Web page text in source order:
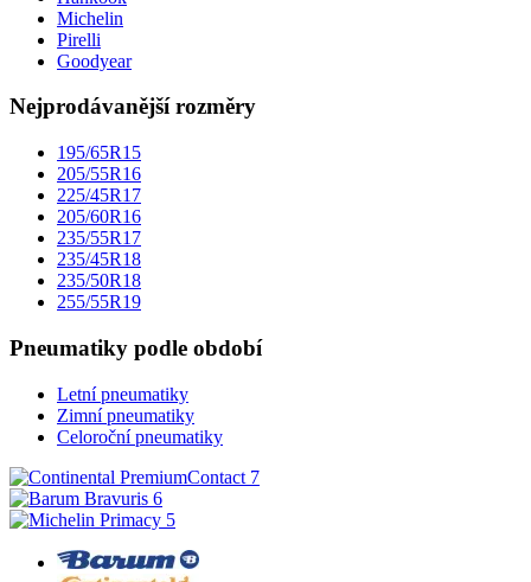
Michelin
Pirelli
Goodyear
Nejprodávanější rozměry
195/65R15
205/55R16
225/45R17
205/60R16
235/55R17
235/45R18
235/50R18
255/55R19
Pneumatiky podle období
Letní pneumatiky
Zimní pneumatiky
Celoroční pneumatiky